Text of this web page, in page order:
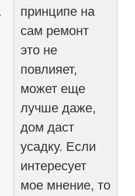
принципе на
сам ремонт
это не
повлияет,
может еще
лучше даже,
дом даст
усадку. Если
интересует
мое мнение, то